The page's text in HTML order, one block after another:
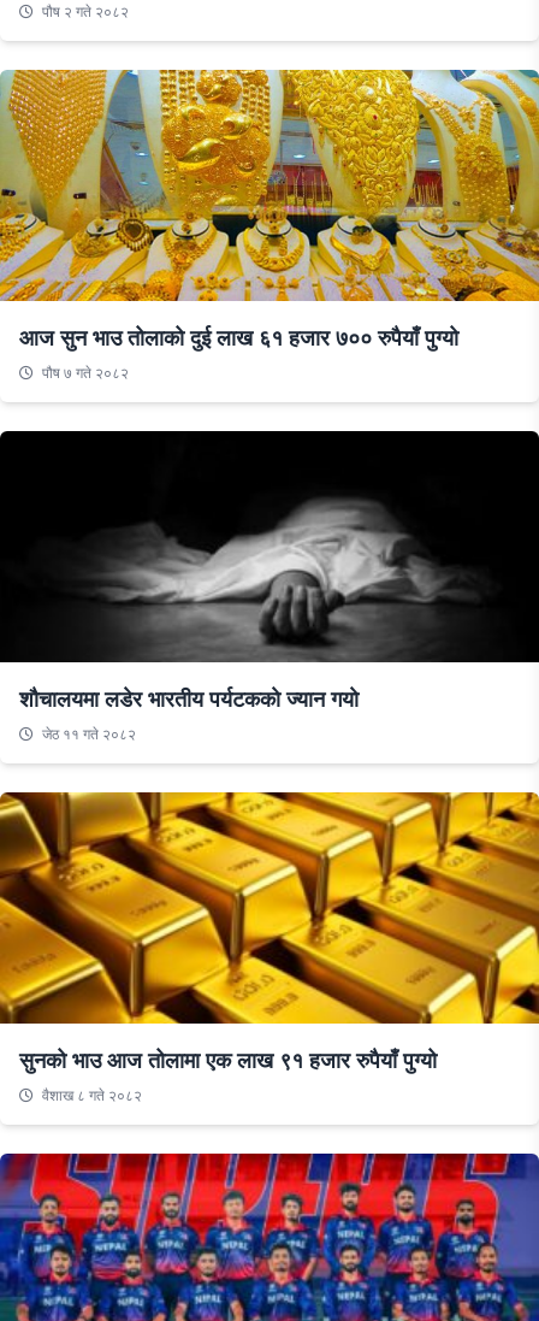
पौष २ गते २०८२
आज सुन भाउ तोलाको दुई लाख ६१ हजार ७०० रुपैयाँ पुग्यो
पौष ७ गते २०८२
शाैचालयमा लडेर भारतीय पर्यटककाे ज्यान गयाे
जेठ ११ गते २०८२
सुनको भाउ आज तोलामा एक लाख ९१ हजार रुपैयाँ पुग्यो
वैशाख ८ गते २०८२